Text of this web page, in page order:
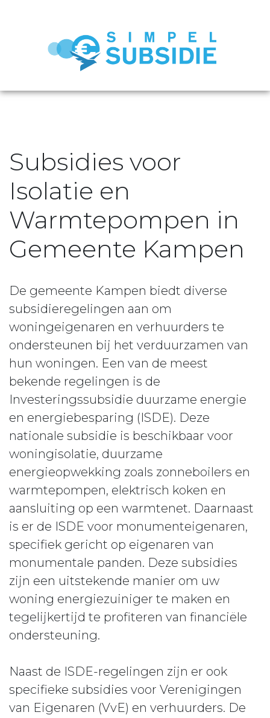
Subsidies voor
Isolatie en
Warmtepompen in
Gemeente Kampen
De gemeente Kampen biedt diverse
subsidieregelingen aan om
woningeigenaren en verhuurders te
ondersteunen bij het verduurzamen van
hun woningen. Een van de meest
bekende regelingen is de
Investeringssubsidie duurzame energie
en energiebesparing (ISDE). Deze
nationale subsidie is beschikbaar voor
woningisolatie, duurzame
energieopwekking zoals zonneboilers en
warmtepompen, elektrisch koken en
aansluiting op een warmtenet. Daarnaast
is er de ISDE voor monumenteigenaren,
specifiek gericht op eigenaren van
monumentale panden. Deze subsidies
zijn een uitstekende manier om uw
woning energiezuiniger te maken en
tegelijkertijd te profiteren van financiële
ondersteuning.
Naast de ISDE-regelingen zijn er ook
specifieke subsidies voor Verenigingen
van Eigenaren (VvE) en verhuurders. De